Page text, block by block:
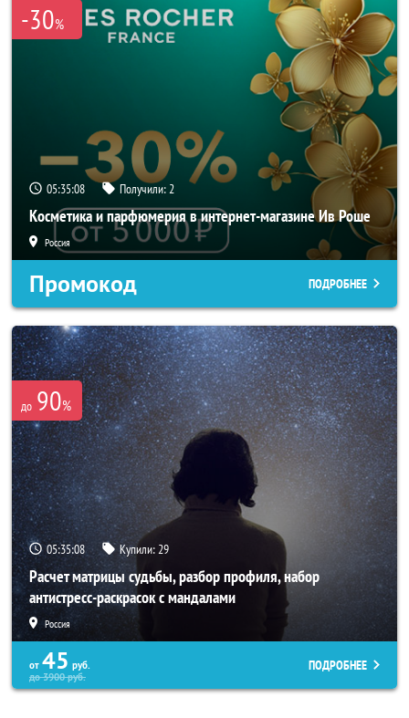
-30%
05:35:07 Получили:2
Косметика и парфюмерия в интернет-магазине Ив Роше
Россия
Промокод ПОДРОБНЕЕ
до 90%
05:35:07 Купили:29
Расчет матрицы судьбы, разбор профиля, набор
антистресс-раскрасок с мандалами
Россия
от 45 руб.
до3900руб.
ПОДРОБНЕЕ